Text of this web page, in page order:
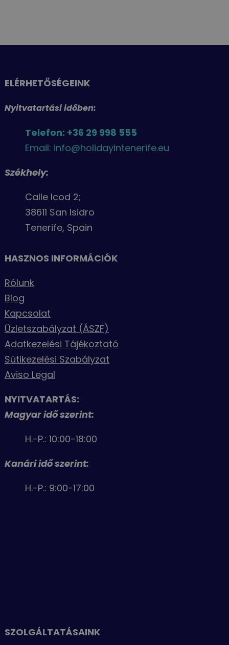
ELÉRHETŐSÉGEINK
Nyitvatartási időben:
Telefon: +36 29 998 555
Email: info@holidayintenerife.eu
Székhely:
Calle Icod 2;
38611 San Isidro
Tenerife, Spain
HASZNOS INFORMÁCIÓK
Rólunk
Blog
Kapcsolat
Üzletszabályzat (ÁSZF)
Adatkezelési Tájékoztató
Sütikezelési Szabályzat
Aviso Legal
NYITVATARTÁS:
Magyar idő szerint:
H.-P.: 10:00-18:00
Kanári idő szerint:
H.-P.: 9:00-17:00
SZOLGÁLTATÁSAINK